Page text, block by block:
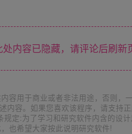
处内容已隐藏，请评论后刷新
容用于商业或者非法用途，否则，
容。如果您喜欢该程序，请支持
定:为了学习和研究软件内含的设
也希望大家按此说明研究软件!